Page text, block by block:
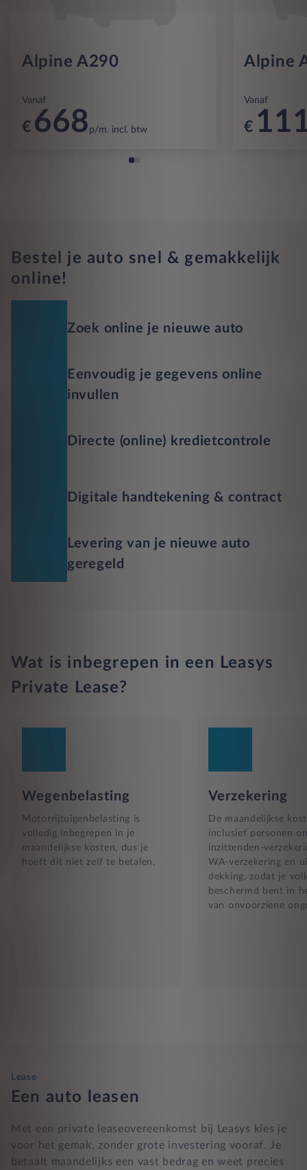
Alpine A290
Vanaf
€ 668 p/m. incl. btw
Alpine
Vanaf
€
Bestel je auto snel & gemakkelijk
online!
Zoek online je nieuwe auto
Eenvoudig je gegevens online
invullen
Directe (online) kredietcontrole
Digitale handtekening & contract
Levering van je nieuwe auto
geregeld
Wat is inbegrepen in een Leasys
Private Lease?
Wegenbelasting
Motorrijtuigenbelasting is
volledig inbegrepen in je
maandelijkse kosten, dus je
hoeft dit niet zelf te betalen.
Verzekering
De maandelijkse
inclusief personen
inzittenden-
WA-verzekering en
dekking, zodat je
beschermd bent in
van onvoorziene
Lease
Een auto leasen
Met een private leaseovereenkomst bij Leasys kies je
voor het gemak, zonder grote investering vooraf. Je
betaalt maandelijks een vast bedrag en weet precies